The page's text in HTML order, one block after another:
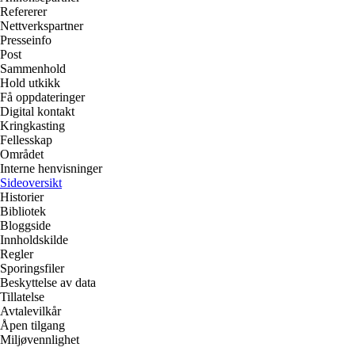
Refererer
Nettverkspartner
Presseinfo
Post
Sammenhold
Hold utkikk
Få oppdateringer
Digital kontakt
Kringkasting
Fellesskap
Området
Interne henvisninger
Sideoversikt
Historier
Bibliotek
Bloggside
Innholdskilde
Regler
Sporingsfiler
Beskyttelse av data
Tillatelse
Avtalevilkår
Åpen tilgang
Miljøvennlighet